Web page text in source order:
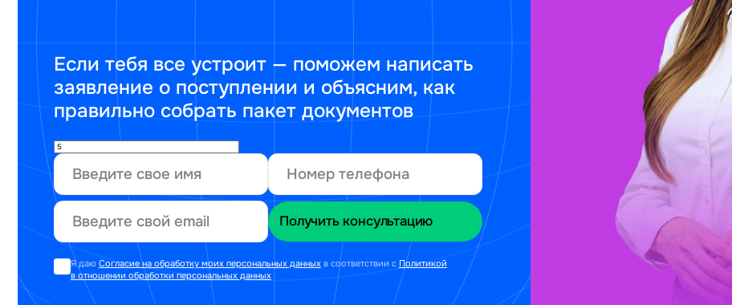
Если тебя все устроит — поможем написать
заявление о поступлении и объясним, как
правильно собрать пакет документов
Я даю Согласие на обработку моих персональных данныхв соответствии с Политикой
в отношении обработки персональных данных